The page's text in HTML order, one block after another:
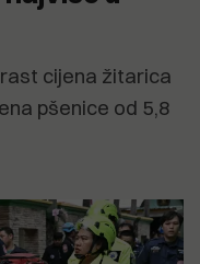
cijena žitarica
pšenice od 5,8